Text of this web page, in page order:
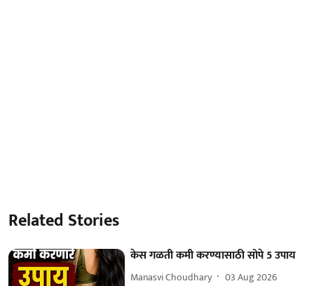
Related Stories
केस गळती कमी करण्यासाठी सोपे 5 उपाय
Manasvi Choudhary 03 Aug 2026